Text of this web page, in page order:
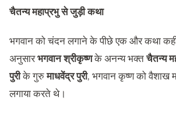
चैतन्य महाप्रभु से जुड़ी कथा
भगवान को चंदन लगाने के पीछे एक और कथा
अनुसारभगवान श्रीकृष्णके अनन्य भक्तचैतन्य
पुरीके गुरुमाधवेंद्र पुरी, भगवान कृष्ण को वैशाख
लगाया करते थे।